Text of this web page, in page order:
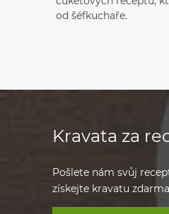
od šéfkuchaře.
Kravata za
Pošlete nám svůj
získejte kravatu zdarma